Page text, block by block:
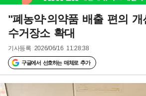
"폐농약·의약품 배출 편의
수거장소 확대
기사등록 2026/06/16 11:28:38
구글에서 선호하는 매체로 추가